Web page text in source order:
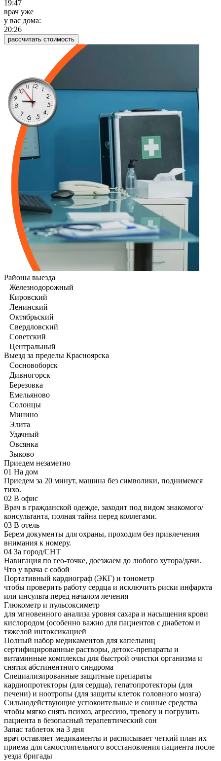
19:47
врач уже
у вас дома:
20:26
рассчитать стоимость
Районы выезда
Железнодорожный
Кировский
Ленинский
Октябрьский
Свердловский
Советский
Центральный
Выезд за пределы Красноярска
Сосновоборск
Дивногорск
Березовка
Емельяново
Солонцы
Минино
Элита
Удачный
Овсянка
Зыково
Приедем незаметно
01 На дом
Приедем за 20 минут, машина без символики, поднимемся
тихо.
02 В офис
Врач в гражданской одежде, заходит под видом знакомого/
консультанта, полная тайна перед коллегами.
03 В отель
Берем документы для охраны, проходим без привлечения
внимания к номеру.
04 За город/СНТ
Навигация по гео-точке, доезжаем до любого хутора/дачи.
Что у врача с собой
Портативный кардиограф (ЭКГ) и тонометр
чтобы проверить работу сердца и исключить риски инфаркта
или инсульта перед началом лечения
Глюкометр и пульсоксиметр
для мгновенного анализа уровня сахара и насыщения крови
кислородом (особенно важно для пациентов с диабетом и
тяжелой интоксикацией
Полный набор медикаментов для капельниц
сертифицированные растворы, детокс-препараты и
витаминные комплексы для быстрой очистки организма и
снятия абстинентного синдрома
Специализированные защитные препараты
кардиопротекторы (для сердца), гепатопротекторы (для
печени) и ноотропы (для защиты клеток головного мозга)
Сильнодействующие успокоительные и сонные средства
чтобы мягко снять психоз, агрессию, тревогу и погрузить
пациента в безопасный терапевтический сон
Запас таблеток на 3 дня
врач оставляет медикаменты и расписывает четкий план их
приема для самостоятельного восстановления пациента после
уезда бригады